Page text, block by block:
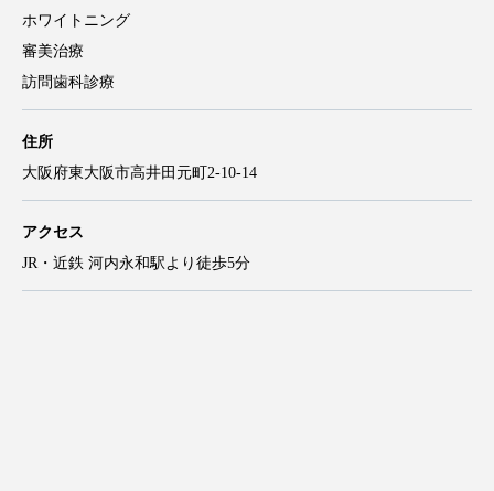
ホワイトニング
審美治療
訪問歯科診療
住所
大阪府東大阪市高井田元町2-10-14
アクセス
JR・近鉄 河内永和駅より徒歩5分